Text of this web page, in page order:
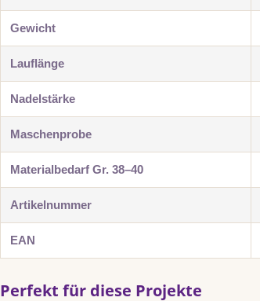
Gewicht
Lauflänge
Nadelstärke
Maschenprobe
Materialbedarf Gr. 38–40
Artikelnummer
EAN
Perfekt für diese Projekte